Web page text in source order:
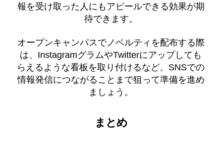
報を受け取った人にもアピールできる効果が期
待できます。
オープンキャンパスでノベルティを配布する際
は、InstagramグラムやTwitterにアップしても
らえるような看板を取り付けるなど、SNSでの
情報発信につながることまで狙って準備を進め
ましょう。
まとめ